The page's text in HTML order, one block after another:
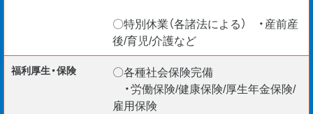
＊CAD Operators etc.
VISA更新サポートいたします。
現在、外国籍の社員が100 名以上在籍。
安心して活躍できますよ！
〇特別休業（各諸法による） ・産前産
後/育児/介護など
福利厚生・保険
〇各種社会保険完備
・労働保険/健康保険/厚生年金保険/
雇用保険